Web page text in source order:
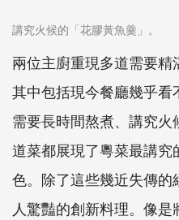
講究火候的「花膠黃魚羹」。
兩位主廚重現多道需要精
其中包括現今餐廳幾乎看
需要長時間熬煮、講究
道菜都展現了粵菜最講
色。除了這些幾近失傳
人驚豔的創新料理。像